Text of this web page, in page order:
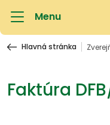
Menu
Hlavná stránka
Faktúra